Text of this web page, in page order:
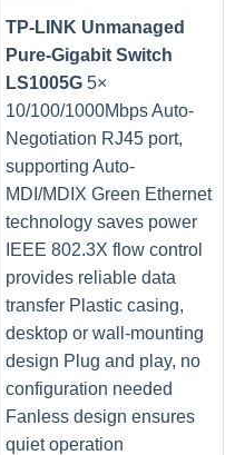
TP-LINK Unmanaged
Pure-Gigabit Switch
LS1005G5×
10/100/1000Mbps Auto-
Negotiation RJ45 port,
supporting Auto-
MDI/MDIX Green Ethernet
technology saves power
IEEE 802.3X flow control
provides reliable data
transfer Plastic casing,
desktop or wall-mounting
design Plug and play, no
configuration needed
Fanless design ensures
quiet operation